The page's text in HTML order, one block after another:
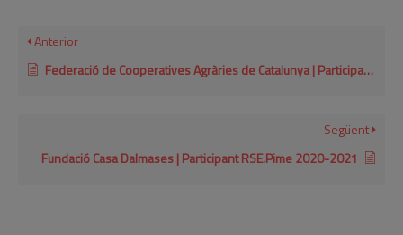
Anterior
Federació de Cooperatives Agràries de Catalunya | Participant RSE.Pime 2020-2021
Següent
Fundació Casa Dalmases | Participant RSE.Pime 2020-2021